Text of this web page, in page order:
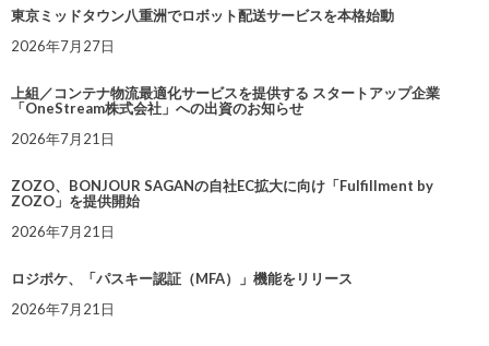
東京ミッドタウン八重洲でロボット配送サービスを本格始動
2026年7月27日
上組／コンテナ物流最適化サービスを提供する スタートアップ企業
「OneStream株式会社」への出資のお知らせ
2026年7月21日
ZOZO、BONJOUR SAGANの自社EC拡大に向け「Fulfillment by
ZOZO」を提供開始
2026年7月21日
ロジポケ、「パスキー認証（MFA）」機能をリリース
2026年7月21日